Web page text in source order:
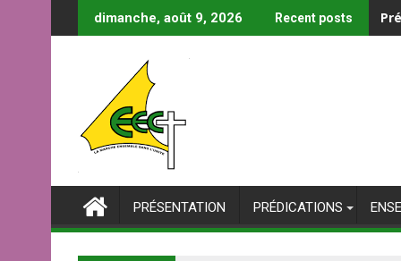
to
dimanche, août 9, 2026 Recent posts
PRÉSENTATION PRÉDICATIONS